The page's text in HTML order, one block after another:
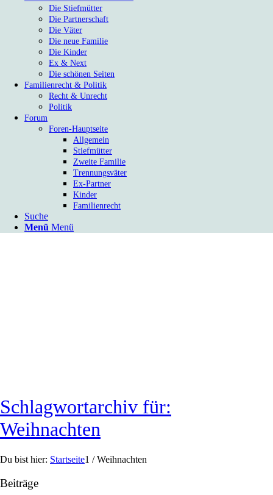
Die Stiefmütter
Die Partnerschaft
Die Väter
Die neue Familie
Die Kinder
Ex & Next
Die schönen Seiten
Familienrecht & Politik
Recht & Unrecht
Politik
Forum
Foren-Hauptseite
Allgemein
Stiefmütter
Zweite Familie
Trennungsväter
Ex-Partner
Kinder
Familienrecht
Suche
Menü Menü
Schlagwortarchiv für:
Weihnachten
Du bist hier: Startseite1 / Weihnachten
Beiträge